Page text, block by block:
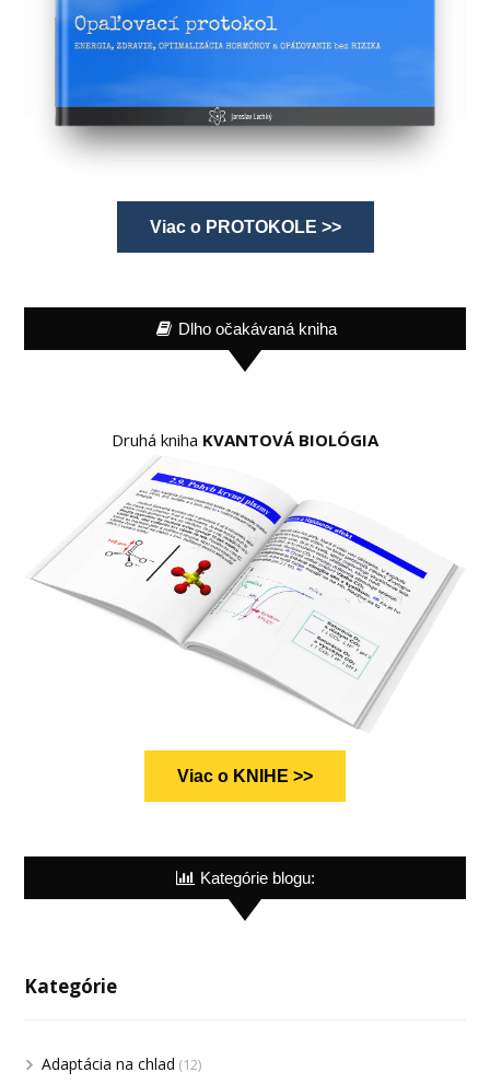
Viac o PROTOKOLE >>
Dlho očakávaná kniha
Druhá kniha KVANTOVÁ BIOLÓGIA
Viac o KNIHE >>
Kategórie blogu:
Kategórie
Adaptácia na chlad (12)